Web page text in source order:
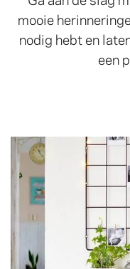
mooie
nodig hebt en
een